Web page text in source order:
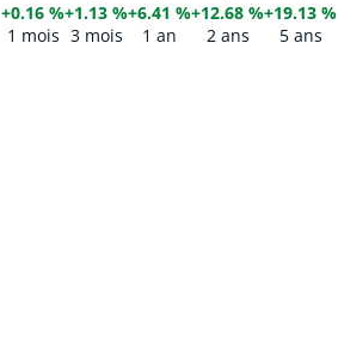
+0.16 %
1 mois
+1.13 %
3 mois
+6.41 %
1 an
+12.68 %
2 ans
+19.13 %
5 ans